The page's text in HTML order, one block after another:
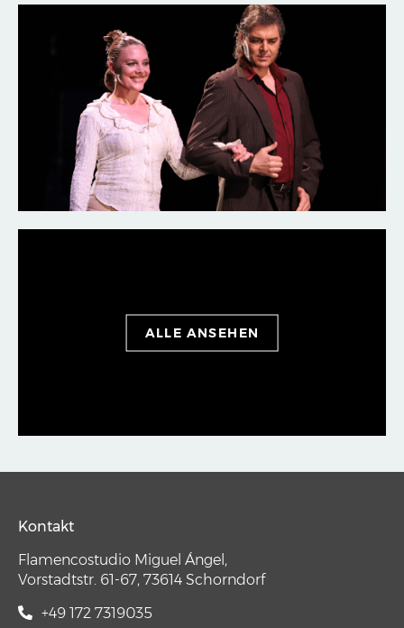
ALLE ANSEHEN
Kontakt
Flamencostudio Miguel Ángel,
Vorstadtstr. 61-67, 73614 Schorndorf
+49 172 7319035